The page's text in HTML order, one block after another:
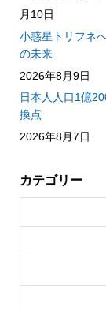
月10日
小惑星トリフネ
の未来
2026年8月9日
日本人人口1億
換点
2026年8月7日
カテゴリー